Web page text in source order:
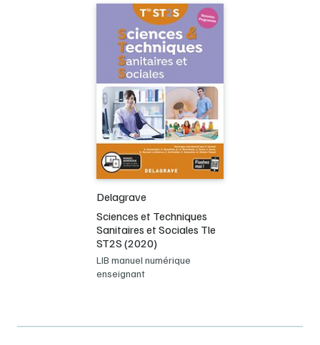
Delagrave
Sciences et Techniques
Sanitaires et Sociales Tle
ST2S (2020)
LIB manuel numérique
enseignant